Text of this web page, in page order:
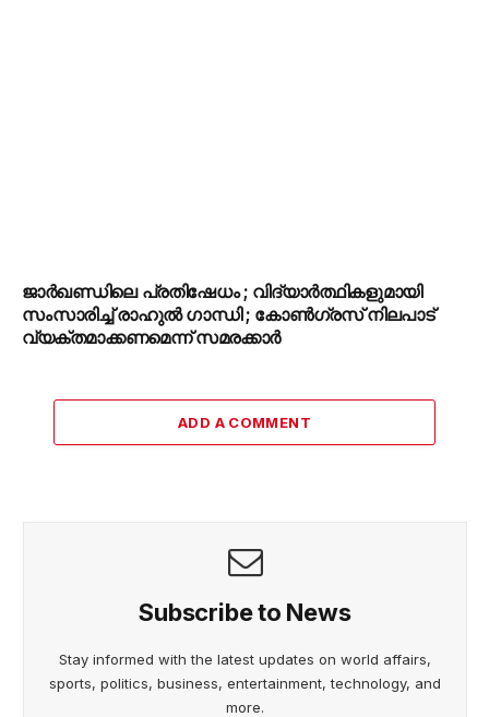
ജാർഖണ്ഡിലെ പ്രതിഷേധം ; വിദ്യാർത്ഥികളുമായി
സംസാരിച്ച് രാഹുൽ ഗാന്ധി ; കോൺഗ്രസ് നിലപാട്
വ്യക്തമാക്കണമെന്ന് സമരക്കാർ
ADD A COMMENT
Subscribe to News
Stay informed with the latest updates on world affairs,
sports, politics, business, entertainment, technology, and
more.